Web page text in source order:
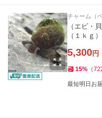
チャーム（ペ
（エビ・
（１ｋｇ
5,300円
15% （
最短明日お